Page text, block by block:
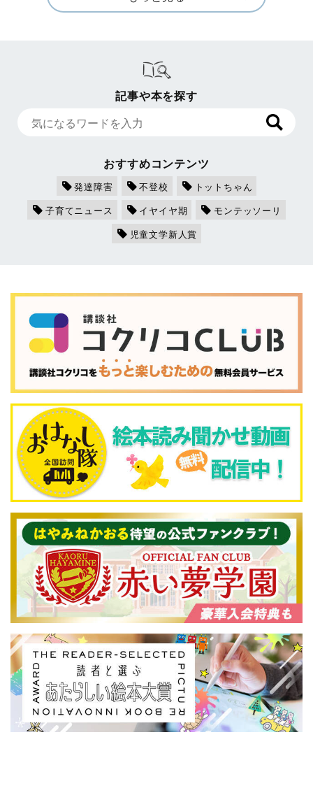
記事や本を探す
おすすめコンテンツ
発達障害 不登校
トットちゃん
子育てニュース
イヤイヤ期
モンテッソーリ
児童文学新人賞